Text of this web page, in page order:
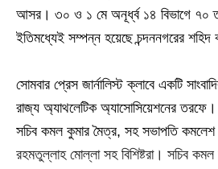
আসর। ৩০ ও ১ মে অনূর্ধ্ব ১৪ বিভাগে ৭০
ইতিমধ্যেই সম্পন্ন হয়েছে চন্দননগরের শহিদ
সোমবার প্রেস জার্নালিস্ট ক্লাবে একটি
রাজ্য অ্যাথলেটিক অ্যাসোসিয়েশনের
সচিব কমল কুমার মৈত্র, সহ সভাপতি কমলেশ
রহমতুল্লাহ মোল্লা সহ বিশিষ্টরা। সচিব